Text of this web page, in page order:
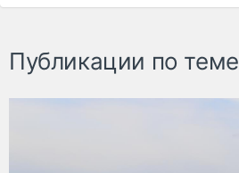
Публикации по теме